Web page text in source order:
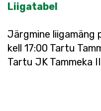
Liigatabel
Järgmine liigamäng
kell 17:00 Tartu
Tartu JK Tammeka